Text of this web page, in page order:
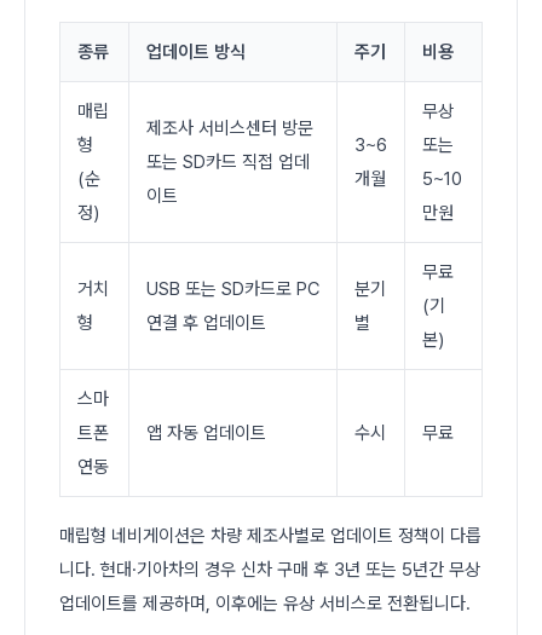
종류 업데이트 방식 주기 비용
매립
형
(순
정)
제조사 서비스센터 방문
또는 SD카드 직접 업데
이트
3~6
개월
무상
또는
5~10
만원
거치
형
USB 또는 SD카드로 PC
연결 후 업데이트
분기
별
무료
(기
본)
스마
트폰
연동
앱 자동 업데이트 수시 무료
매립형 네비게이션은 차량 제조사별로 업데이트 정책이 다릅
니다. 현대·기아차의 경우 신차 구매 후 3년 또는 5년간 무상
업데이트를 제공하며, 이후에는 유상 서비스로 전환됩니다.